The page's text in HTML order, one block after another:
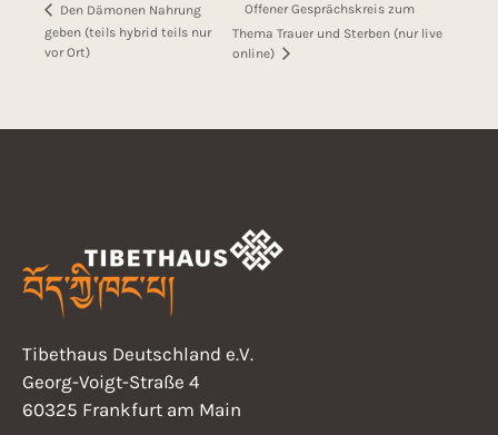
Den Dämonen Nahrung
geben (teils hybrid teils nur
vor Ort)
Offener Gesprächskreis zum
Thema Trauer und Sterben (nur live
online)
Tibethaus Deutschland e.V.
Georg-Voigt-Straße 4
60325 Frankfurt am Main